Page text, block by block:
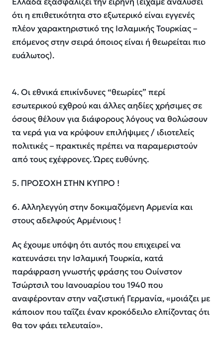
ότι η επιθετικότητα στο εξωτερικό είναι εγγενές
πλέον χαρακτηριστικό της Ισλαμικής Τουρκίας –
επόμενος στην σειρά όποιος είναι ή θεωρείται πιο
ευάλωτος).
4. Οι εθνικά επικίνδυνες “θεωρίες” περί
εσωτερικού εχθρού και άλλες αηδίες χρήσιμες σε
όσους θέλουν για διάφορους λόγους να θολώσουν
τα νερά για να κρύψουν επιλήψιμες / ιδιοτελείς
πολιτικές – πρακτικές πρέπει να παραμεριστούν
από τους εχέφρονες. Ώρες ευθύνης.
5. ΠΡΟΣΟΧΗ ΣΤΗΝ ΚΥΠΡΟ !
6. Αλληλεγγύη στην δοκιμαζόμενη Αρμενία και
στους αδελφούς Αρμένιους !
Ας έχουμε υπόψη ότι αυτός που επιχειρεί να
κατευνάσει την Ισλαμική Τουρκία, κατά
παράφραση γνωστής φράσης του Ουίνστον
Τσώρτσιλ του Ιανουαρίου του 1940 που
αναφέρονταν στην ναζιστική Γερμανία, «μοιάζει με
κάποιον που ταΐζει έναν κροκόδειλο ελπίζοντας ότι
θα τον φάει τελευταίο».